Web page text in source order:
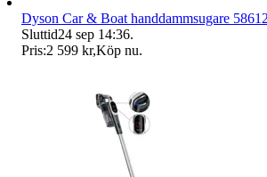
Dyson Car & Boat handdammsugare
Sluttid24 sep 14:36.
Pris:2 599 kr,Köp nu.